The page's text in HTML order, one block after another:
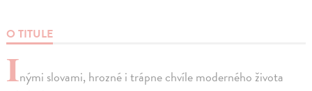
O TITULE
Inými slovami, hrozné i trápne chvíle moderného života